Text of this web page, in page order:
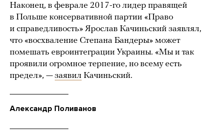
Наконец, в феврале 2017-го лидер правящей
в Польше консервативной партии «Право
и справедливость» Ярослав Качиньский заявлял,
что «восхваление Степана Бандеры» может
помешать евроинтеграции Украины. «Мы и так
проявили огромное терпение, но всему есть
предел», — заявил Качиньский.
Александр Поливанов